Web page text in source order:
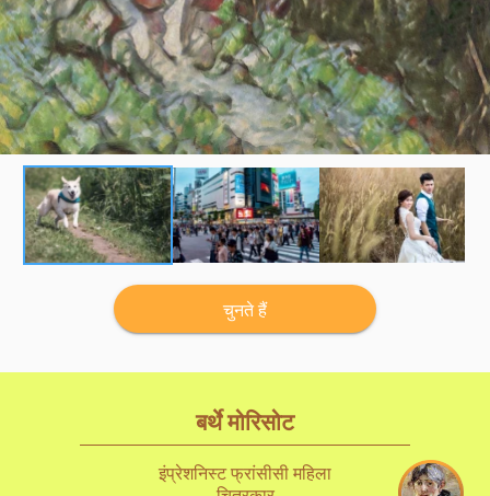
चुनते हैं
बर्थे मोरिसोट
इंप्रेशनिस्ट फ्रांसीसी महिला